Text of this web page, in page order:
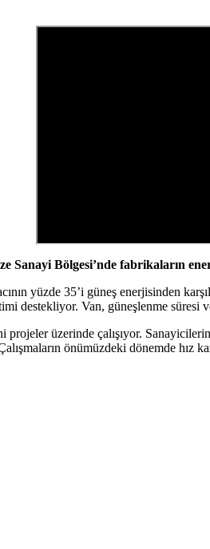
Sanayi Bölgesi’nde fabrikaların
yüzde 35’i güneş enerjisinden
destekliyor. Van, güneşlenme süresi
üzerinde çalışıyor.
önümüzdeki dönemde hız